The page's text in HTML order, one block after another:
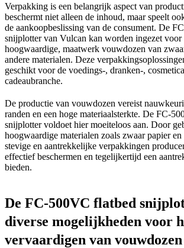
Verpakking is een belangrijk aspect van
beschermt niet alleen de inhoud, maar speelt
de aankoopbeslissing van de consument. De
snijplotter van Vulcan kan worden ingezet voor
hoogwaardige, maatwerk vouwdozen van
andere materialen. Deze
geschikt voor de voedings-, dranken-,
cadeaubranche.
De productie van vouwdozen vereist
randen en een hoge materiaalsterkte. De FC-
snijplotter voldoet hier moeiteloos aan. Door
hoogwaardige materialen zoals zwaar papier
stevige en aantrekkelijke verpakkingen
effectief beschermen en tegelijkertijd een
bieden.
De FC-500VC flatbed
diverse mogelijkheden voor
vervaardigen van